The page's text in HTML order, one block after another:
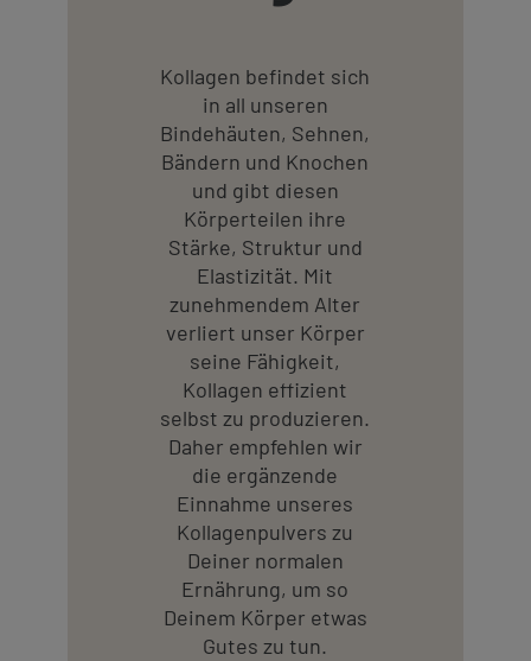
revampKollagen befindet sich
in all unseren
Bindehäuten, Sehnen,
Bändern und Knochen
und gibt diesen
Körperteilen ihre
Stärke, Struktur und
Elastizität. Mit
zunehmendem Alter
verliert unser Körper
seine Fähigkeit,
Kollagen effizient
selbst zu produzieren.
Daher empfehlen wir
die ergänzende
Einnahme unseres
Kollagenpulvers zu
Deiner normalen
Ernährung, um so
Deinem Körper etwas
Gutes zu tun.